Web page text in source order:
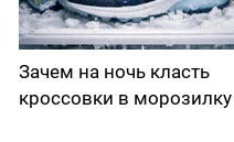
Зачем на ночь класть
кроссовки в морозилку